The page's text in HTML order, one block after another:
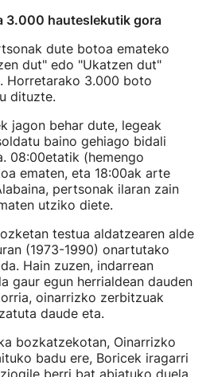
3.000 hauteslekutik gora
dute botoa emateko
dut" edo "Ukatzen dut"
Horretarako 3.000 boto
dituzte.
jagon behar dute, legeak
baino gehiago bidali
08:00etatik (hemengo
ematen, eta 18:00ak arte
pertsonak ilaran zain
utziko diete.
testua aldatzearen alde
(1973-1990) onartutako
Hain zuzen, indarrean
gaur egun herrialdean dauden
oinarrizko zerbitzuak
daude eta.
bozkatzekotan, Oinarrizko
badu ere, Boricek iragarri
berri bat abiatuko duela,